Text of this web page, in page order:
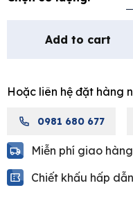
2
Add to cart
Hoặc liên hệ đặt hàng
0981 680 677
Miễn phí giao
Chiết khấu hấp dẫn